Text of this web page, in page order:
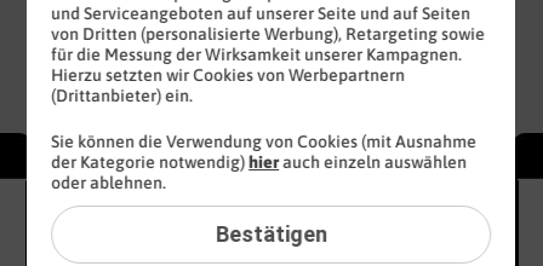
6 GB
6,99 €
mtl.
12 GB
8,99 €
mtl.
16 GB
10,99 €
mtl.
50 GB
19,99 €
72
€
sparen
100
statt
WEEKLY DEAL
16 GB
€
und Serviceangeboten auf unserer Seite und auf Seiten
von Dritten (personalisierte Werbung), Retargeting sowie
für die Messung der Wirksamkeit unserer Kampagnen.
Hierzu setzten wir Cookies von Werbepartnern
(Drittanbieter) ein.
Sie können die Verwendung von Cookies (mit Ausnahme
der Kategorie notwendig)hierauch einzeln auswählen
oder ablehnen.
Bestätigen